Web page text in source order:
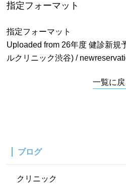
指定フォーマット
指定フォーマット
Uploaded from 26年度 健診新規
ルクリニック渋谷) /
一覧に戻
ブログ
クリニック